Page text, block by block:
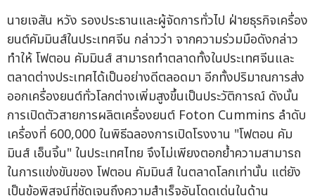
นายเจสัน หวัง รองประธานและผู้จัดการทั่วไป ฝ่ายธุรกิจเครื่อง
ยนต์คัมมินส์ในประเทศจีน กล่าวว่า จากความร่วมมือดังกล่าว
ทำให้ โฟตอน คัมมินส์ สามารถทำตลาดทั้งในประเทศจีนและ
ตลาดต่างประเทศได้เป็นอย่างดีตลอดมา อีกทั้งปริมาณการส่ง
ออกเครื่องยนต์ทั่วโลกต่างเพิ่มสูงขึ้นเป็นประวัติการณ์ ดังนั้น
การเปิดตัวสายการผลิตเครื่องยนต์ Foton Cummins ลำดับ
เครื่องที่ 600,000 ในพิธีฉลองการเปิดโรงงาน "โฟตอน คัม
มินส์ เอ็นจิ้น" ในประเทศไทย จึงไม่เพียงตอกย้ำความสามารถ
ในการแข่งขันของ โฟตอน คัมมินส์ ในตลาดโลกเท่านั้น แต่ยัง
เป็นข้อพิสูจน์ที่ชัดเจนถึงความสำเร็จอันโดดเด่นในด้าน